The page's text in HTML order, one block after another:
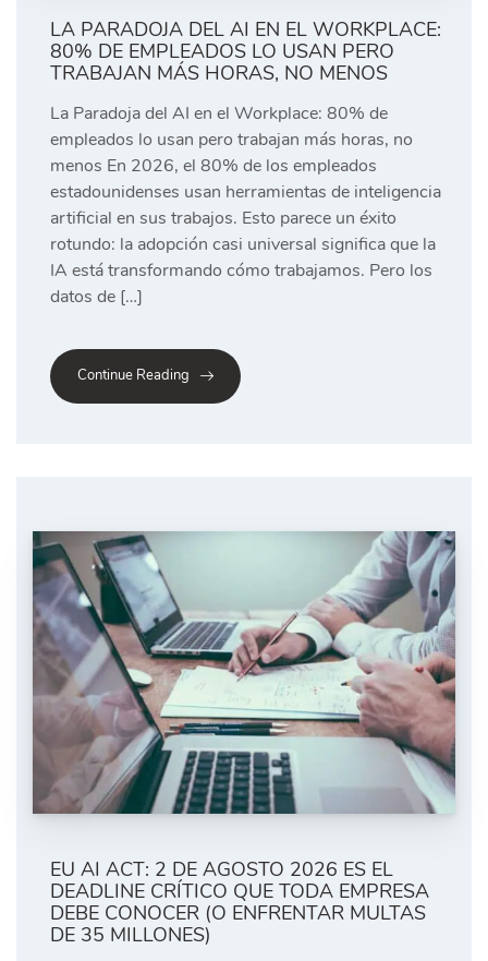
LA PARADOJA DEL AI EN EL WORKPLACE:
80% DE EMPLEADOS LO USAN PERO
TRABAJAN MÁS HORAS, NO MENOS
La Paradoja del AI en el Workplace: 80% de
empleados lo usan pero trabajan más horas, no
menos En 2026, el 80% de los empleados
estadounidenses usan herramientas de inteligencia
artificial en sus trabajos. Esto parece un éxito
rotundo: la adopción casi universal significa que la
IA está transformando cómo trabajamos. Pero los
datos de […]
Continue Reading
EU AI ACT: 2 DE AGOSTO 2026 ES EL
DEADLINE CRÍTICO QUE TODA EMPRESA
DEBE CONOCER (O ENFRENTAR MULTAS
DE 35 MILLONES)